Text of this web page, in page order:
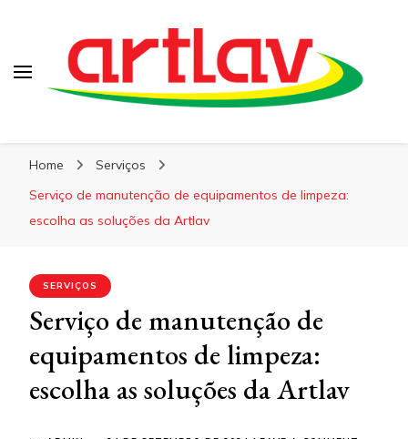
Home
Serviços
Serviço de manutenção de equipamentos de limpeza:
escolha as soluções da Artlav
SERVIÇOS
Serviço de manutenção de
equipamentos de limpeza:
escolha as soluções da Artlav